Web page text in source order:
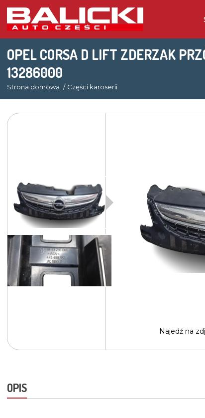
OPEL CORSA D LIFT ZDERZAK
13286000
Strona domowa Części karoserii
Najedź na
OPIS